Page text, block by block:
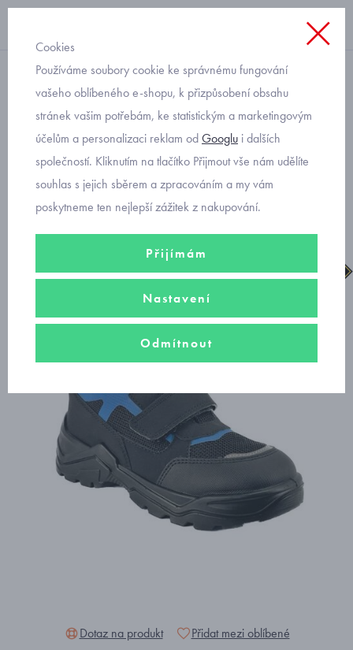
suchý zip chlapecké
Superfit Snow max 1-
002022-0010 dětské zimní
boty
Dotaz na produkt
Přidat mezi oblíbené
Cookies
Používáme soubory cookie ke správnému fungování
vašeho oblíbeného e-shopu, k přizpůsobení obsahu
stránek vašim potřebám, ke statistickým a marketingovým
účelům a personalizaci reklam odGooglu i dalších
společností. Kliknutím na tlačítko Přijmout vše nám udělíte
souhlas s jejich sběrem a zpracováním a my vám
poskytneme ten nejlepší zážitek z nakupování.
Přijímám
Nastavení
Odmítnout